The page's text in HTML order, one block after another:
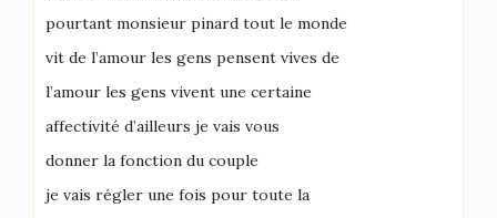
pourtant monsieur pinard tout le monde
vit de l’amour les gens pensent vives de
l’amour les gens vivent une certaine
affectivité d’ailleurs je vais vous
donner la fonction du couple
je vais régler une fois pour toute la